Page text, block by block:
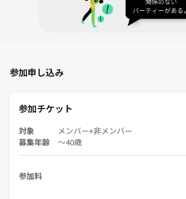
参加申し込み
参加チケット
対象 メンバー+非メンバー
募集年齢 〜40歳
参加料